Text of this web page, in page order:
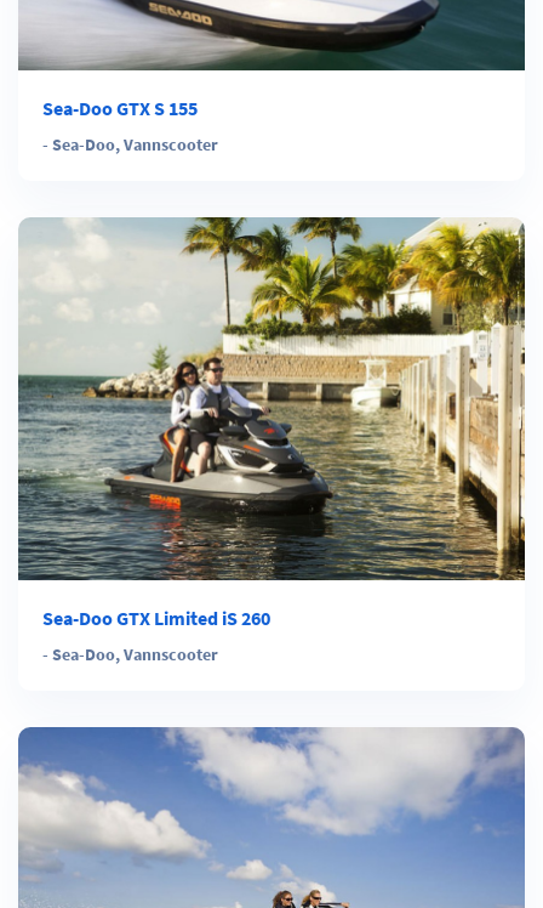
Sea-Doo GTX S 155
- Sea-Doo,Vannscooter
Sea-Doo GTX Limited iS 260
- Sea-Doo,Vannscooter